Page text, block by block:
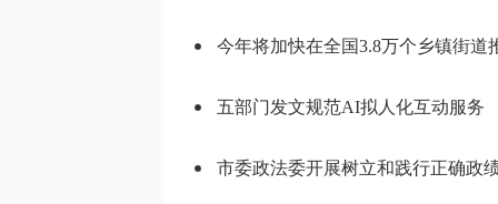
今年将加快在全国3.8万个乡镇街道
五部门发文规范AI拟人化互动服务
市委政法委开展树立和践行正确政